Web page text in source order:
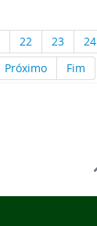
22 23 24
Próximo Fim